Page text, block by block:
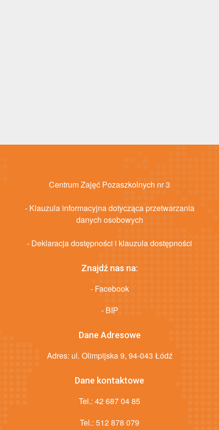
Centrum Zajęć Pozaszkolnych nr 3
- Klauzula informacyjna dotycząca przetwarzania
danych osobowych
- Deklaracja dostępności i klauzula dostępności
Znajdź nas na:
- Facebook
- BIP
Dane Adresowe
Adres: ul. Olimpijska 9, 94-043 Łódź
Dane kontaktowe
Tel.: 42 687 04 85
Tel.: 512 878 079